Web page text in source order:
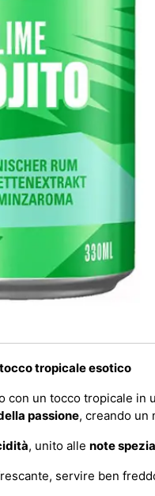
tropicale esotico
con un tocco tropicale in
passione, creando un
, unito alle note
servire ben